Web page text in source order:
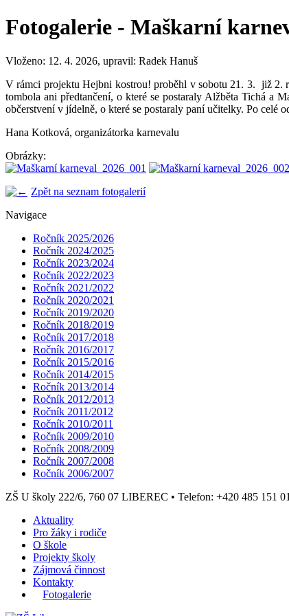
Fotogalerie - Maškarní
Vloženo: 12. 4. 2026, upravil: Radek Hanuš
V rámci projektu Hejbni kostrou! proběhl v sobotu 21. 3. již 2.
tombola ani předtančení, o které se postaraly Alžběta Tichá a
občerstvení v jídelně, o které se postaraly paní učitelky. Po celé
Hana Kotková, organizátorka karnevalu
Obrázky:
Zpět na seznam fotogalerií
Navigace
Ročník 2025/2026
Ročník 2024/2025
Ročník 2023/2024
Ročník 2022/2023
Ročník 2021/2022
Ročník 2020/2021
Ročník 2019/2020
Ročník 2018/2019
Ročník 2017/2018
Ročník 2016/2017
Ročník 2015/2016
Ročník 2014/2015
Ročník 2013/2014
Ročník 2012/2013
Ročník 2011/2012
Ročník 2010/2011
Ročník 2009/2010
Ročník 2008/2009
Ročník 2007/2008
Ročník 2006/2007
ZŠ U školy 222/6, 760 07 LIBEREC • Telefon: +420 485 151
Aktuality
Pro žáky i rodiče
O škole
Projekty školy
Zájmová činnost
Kontakty
Fotogalerie